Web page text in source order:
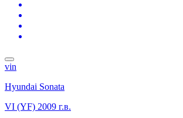
vin
Hyundai Sonata
VI (YF) 2009 г.в.